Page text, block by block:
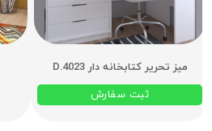
میز تحریر کتابخانه دار D.4023
ثبت سفارش